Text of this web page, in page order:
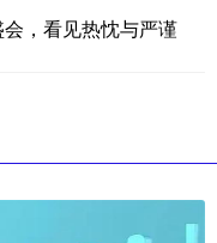
，看见热忱与严谨